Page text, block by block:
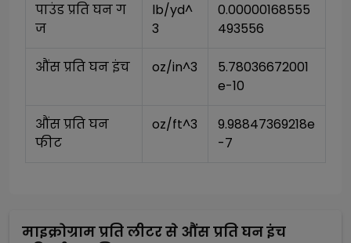
पाउंड प्रति घन ग
ज
lb/yd^
3
0.00000168555
493556
औंस प्रति घन इंच oz/in^3
5.78036672001
e-10
औंस प्रति घन
फीट
oz/ft^3
9.98847369218e
-7
माइक्रोग्राम प्रति लीटरसे औंस प्रति घन इंच